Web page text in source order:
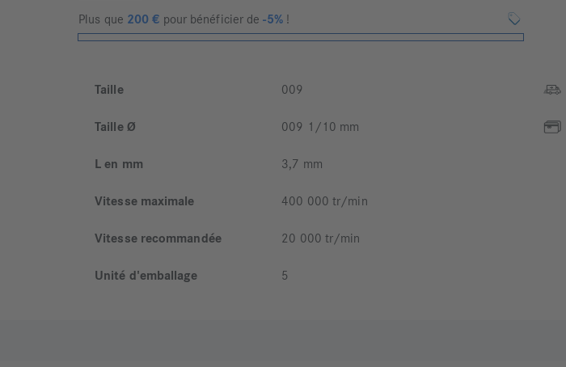
Plus que 200 € pour bénéficier de-5%!
Taille 009
Taille Ø 009 1/10 mm
L en mm 3,7 mm
Vitesse maximale 400 000 tr/min
Vitesse recommandée 20 000 tr/min
Unité d'emballage 5